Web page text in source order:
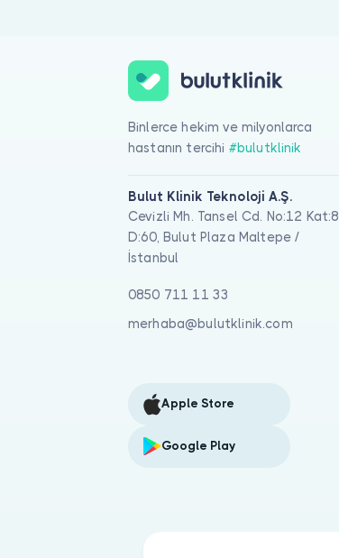
Binlerce hekim ve milyonlarca
hastanın tercihi #bulutklinik
Bulut Klinik Teknoloji A.Ş.
Cevizli Mh. Tansel Cd. No:12 Kat:8
D:60, Bulut Plaza Maltepe /
İstanbul
0850 711 11 33
merhaba@bulutklinik.com
Apple Store
Google Play